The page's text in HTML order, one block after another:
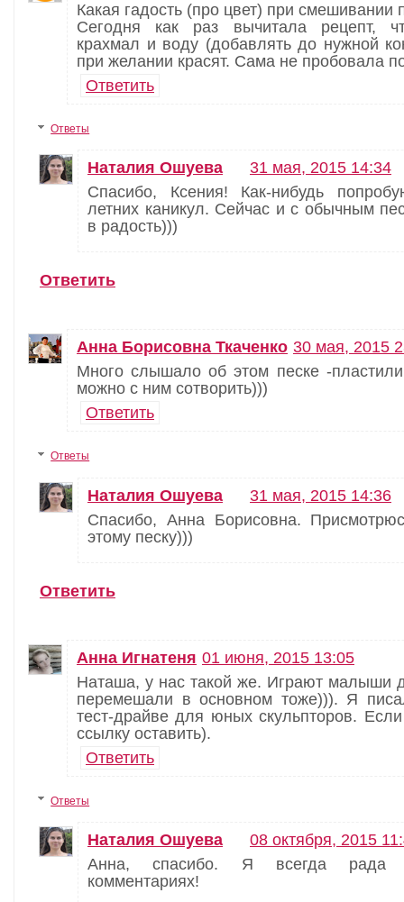
Какая гадость (про цвет) при смешивании
Сегодня как раз вычитала рецепт,
крахмал и воду (добавлять до нужной
при желании красят. Сама не пробовала
Ответить
Ответы
Наталия Ошуева
31 мая, 2015 14:34
Спасибо, Ксения! Как-нибудь
летних каникул. Сейчас и с обычным
в радость)))
Ответить
Анна Борисовна Ткаченко 30 мая, 2015
Много слышало об этом песке -
можно с ним сотворить)))
Ответить
Ответы
Наталия Ошуева
31 мая, 2015 14:36
Спасибо, Анна Борисовна.
этому песку)))
Ответить
Анна Игнатеня 01 июня, 2015 13:05
Наташа, у нас такой же. Играют малыши
перемешали в основном тоже))). Я
тест-драйве для юных скульпторов.
ссылку оставить).
Ответить
Ответы
Наталия Ошуева
08 октября, 2015
Анна, спасибо. Я всегда рада
комментариях!